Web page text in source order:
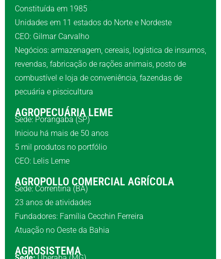
Constituída em 1985
Unidades em 11 estados do Norte e Nordeste
CEO: Gilmar Carvalho
Negócios: armazenagem, cereais, logística de insumos,
revendas, fabricação de rações animais, posto de
combustível e loja de conveniência, fazendas de
pecuária e piscicultura
AGROPECUÁRIA LEME
Sede: Porangaba (SP)
Iniciou há mais de 50 anos
5 mil produtos no portfólio
CEO: Lelis Leme
AGROPOLLO COMERCIAL AGRÍCOLA
Sede: Correntina (BA)
23 anos de atividades
Fundadores: Família Cecchin Ferreira
Atuação no Oeste da Bahia
AGROSISTEMA